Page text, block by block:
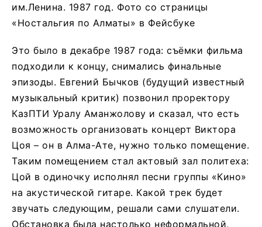
им.Ленина. 1987 год. Фото со страницы
«Ностальгия по Алматы» в Фейсбуке
Это было в декабре 1987 года: съёмки фильма
подходили к концу, снимались финальные
эпизоды. Евгений Бычков (будущий известный
музыкальный критик) позвонил проректору
КазПТИ Уралу Аманжолову и сказал, что есть
возможность организовать концерт Виктора
Цоя – он в Алма-Ате, нужно только помещение.
Таким помещением стал актовый зал политеха:
Цой в одиночку исполнял песни группы «Кино»
на акустической гитаре. Какой трек будет
звучать следующим, решали сами слушатели.
Обстановка была настолько неформальной,